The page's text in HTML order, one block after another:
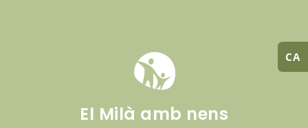
CA
El Milà amb nens